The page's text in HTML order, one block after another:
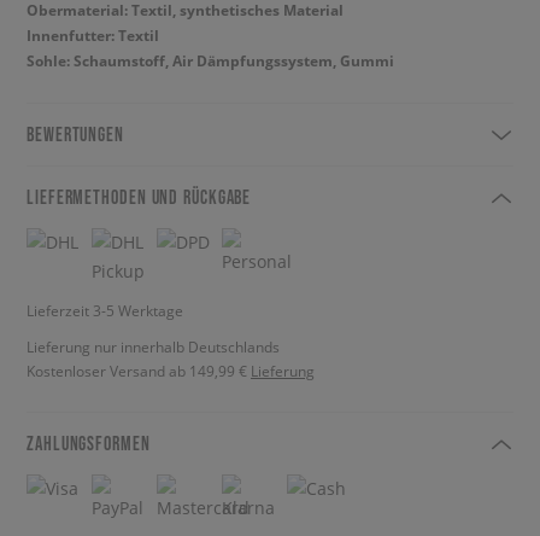
Obermaterial: Textil, synthetisches Material
Innenfutter: Textil
Sohle: Schaumstoff, Air Dämpfungssystem, Gummi
BEWERTUNGEN
LIEFERMETHODEN UND RÜCKGABE
Lieferzeit 3-5 Werktage
Lieferung nur innerhalb Deutschlands
Kostenloser Versand ab 149,99 € Lieferung
ZAHLUNGSFORMEN